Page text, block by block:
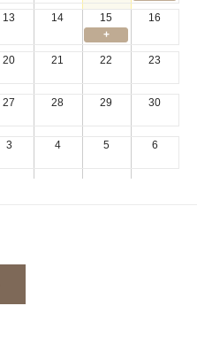
13 14 15
16
+
20 21 22 23
27 28 29 30
3 4 5 6